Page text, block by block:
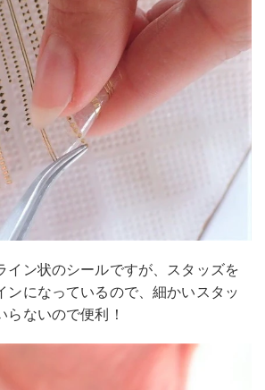
イン状のシールですが、スタッズを
ンになっているので、細かいスタッ
らないので便利！